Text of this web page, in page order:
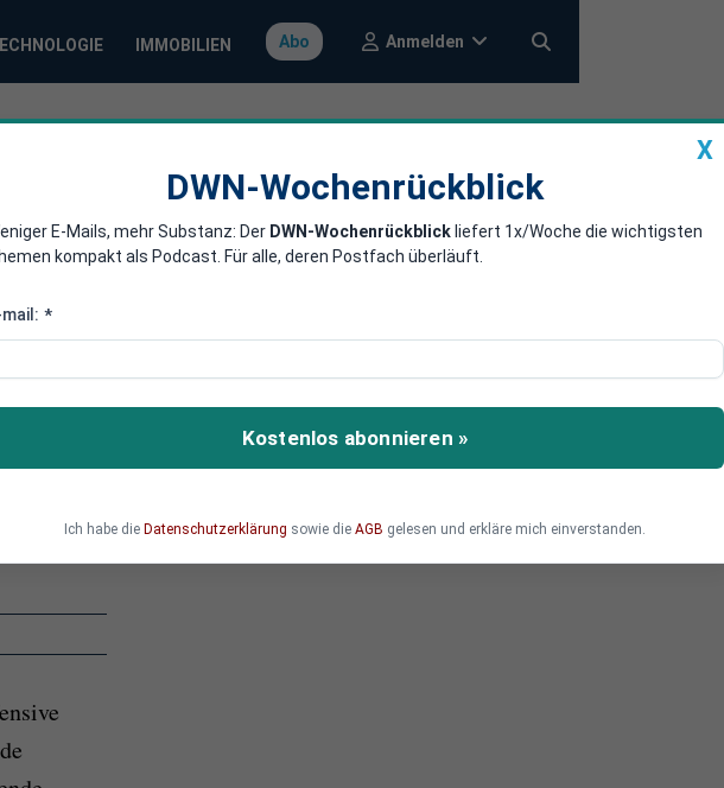
IMMOBILIEN Abo Anmelden
setzt Moskau unter
irregeführt, spüren, dass ihr Land
Spezialoperation Putins ist
ins Ungewisse vorstößt, die
zu revidieren sein.
X
DWN-Wochenrückblick
E-Mails, mehr Substanz: Der DWN-Wochenrückblick liefert 1x/Woche die wichtigsten
kompakt als Podcast. Für alle, deren Postfach überläuft.
mail: *
Kostenlos abonnieren »
Ich habe die Datenschutzerklärung sowie die AGB gelesen und erkläre mich einverstanden.